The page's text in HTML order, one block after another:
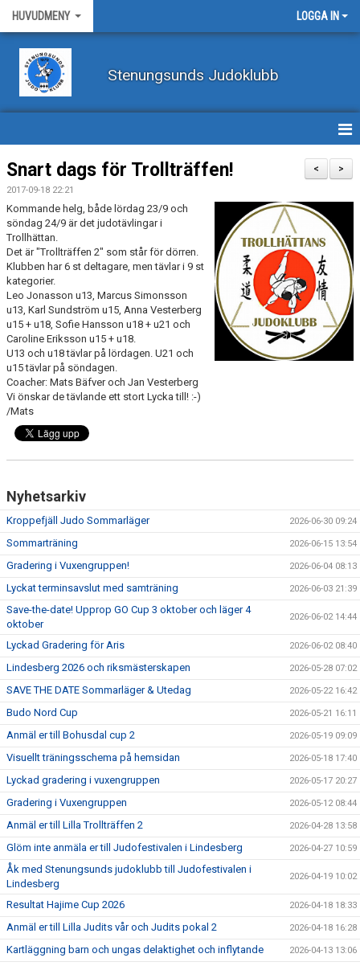
HUVUDMENY LOGGA IN
Stenungsunds Judoklubb
HEM
FÖRBUNDSNYHETER
BILDER
BÖRJA TRÄNA JUDO
BLI MEDLEM
VECKOSCHEMA
>
<
Snart dags för Trollträffen!
2017-09-18 22:21
Kommande helg, både lördag 23/9 och
söndag 24/9 är det judotävlingar i
Trollhättan.
Det är "Trollträffen 2" som står för dörren.
Klubben har 6 st deltagare, men tävlar i 9 st
kategorier.
Leo Jonasson u13, Marcus Simonsson
u13, Karl Sundström u15, Anna Vesterberg
u15 + u18, Sofie Hansson u18 + u21 och
Caroline Eriksson u15 + u18.
U13 och u18 tävlar på lördagen. U21 och
u15 tävlar på söndagen.
Coacher: Mats Bäfver och Jan Vesterberg
Vi önskar de tävlande ett stort Lycka till! :-)
/Mats
Nyhetsarkiv
Kroppefjäll Judo Sommarläger 2026-06-30 09:24
Sommarträning 2026-06-15 13:54
Gradering i Vuxengruppen! 2026-06-04 08:13
Lyckat terminsavslut med samträning 2026-06-03 21:39
Save-the-date! Upprop GO Cup 3 oktober och läger 4
oktober
2026-06-02 14:44
Lyckad Gradering för Aris 2026-06-02 08:40
Lindesberg 2026 och riksmästerskapen 2026-05-28 07:02
SAVE THE DATE Sommarläger & Utedag 2026-05-22 16:42
Budo Nord Cup 2026-05-21 16:11
Anmäl er till Bohusdal cup 2 2026-05-19 09:09
Visuellt träningsschema på hemsidan 2026-05-18 17:40
Lyckad gradering i vuxengruppen 2026-05-17 20:27
Gradering i Vuxengruppen 2026-05-12 08:44
Anmäl er till Lilla Trollträffen 2 2026-04-28 13:58
Glöm inte anmäla er till Judofestivalen i Lindesberg 2026-04-27 10:59
Åk med Stenungsunds judoklubb till Judofestivalen i
Lindesberg
2026-04-19 10:02
Resultat Hajime Cup 2026 2026-04-18 18:33
Anmäl er till Lilla Judits vår och Judits pokal 2 2026-04-18 16:28
Kartläggning barn och ungas delaktighet och inflytande 2026-04-13 13:06